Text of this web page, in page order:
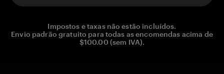
Impostos e taxas não estão incluídos.
Envio padrão gratuito para todas as encomendas acima de
$100.00 (sem IVA).